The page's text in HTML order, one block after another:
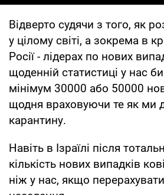
Відверто судячи з того, як
у цілому світі, а зокрема в
Росії - лідерах по нових
щоденній статистиці у нас
мінімум 30000 або 50000
щодня враховуючи те як ми
карантину.
Навіть в Ізраїлі після
кількість нових випадків
ніж у нас, якщо перерахувати